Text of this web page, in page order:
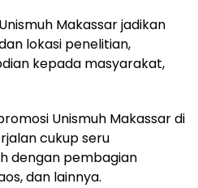
Makassar jadikan
lokasi penelitian,
kepada masyarakat,
Unismuh Makassar di
cukup seru
dengan pembagian
dan lainnya.